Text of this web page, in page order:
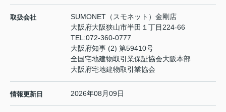
取扱会社
SUMONET（スモネット）金剛店
大阪府大阪狭山市半田１丁目224-66
TEL:072-360-0777
大阪府知事 (2) 第59410号
全国宅地建物取引業保証協会大阪本部
大阪府宅地建物取引業協会
情報更新日 2026年08月09日